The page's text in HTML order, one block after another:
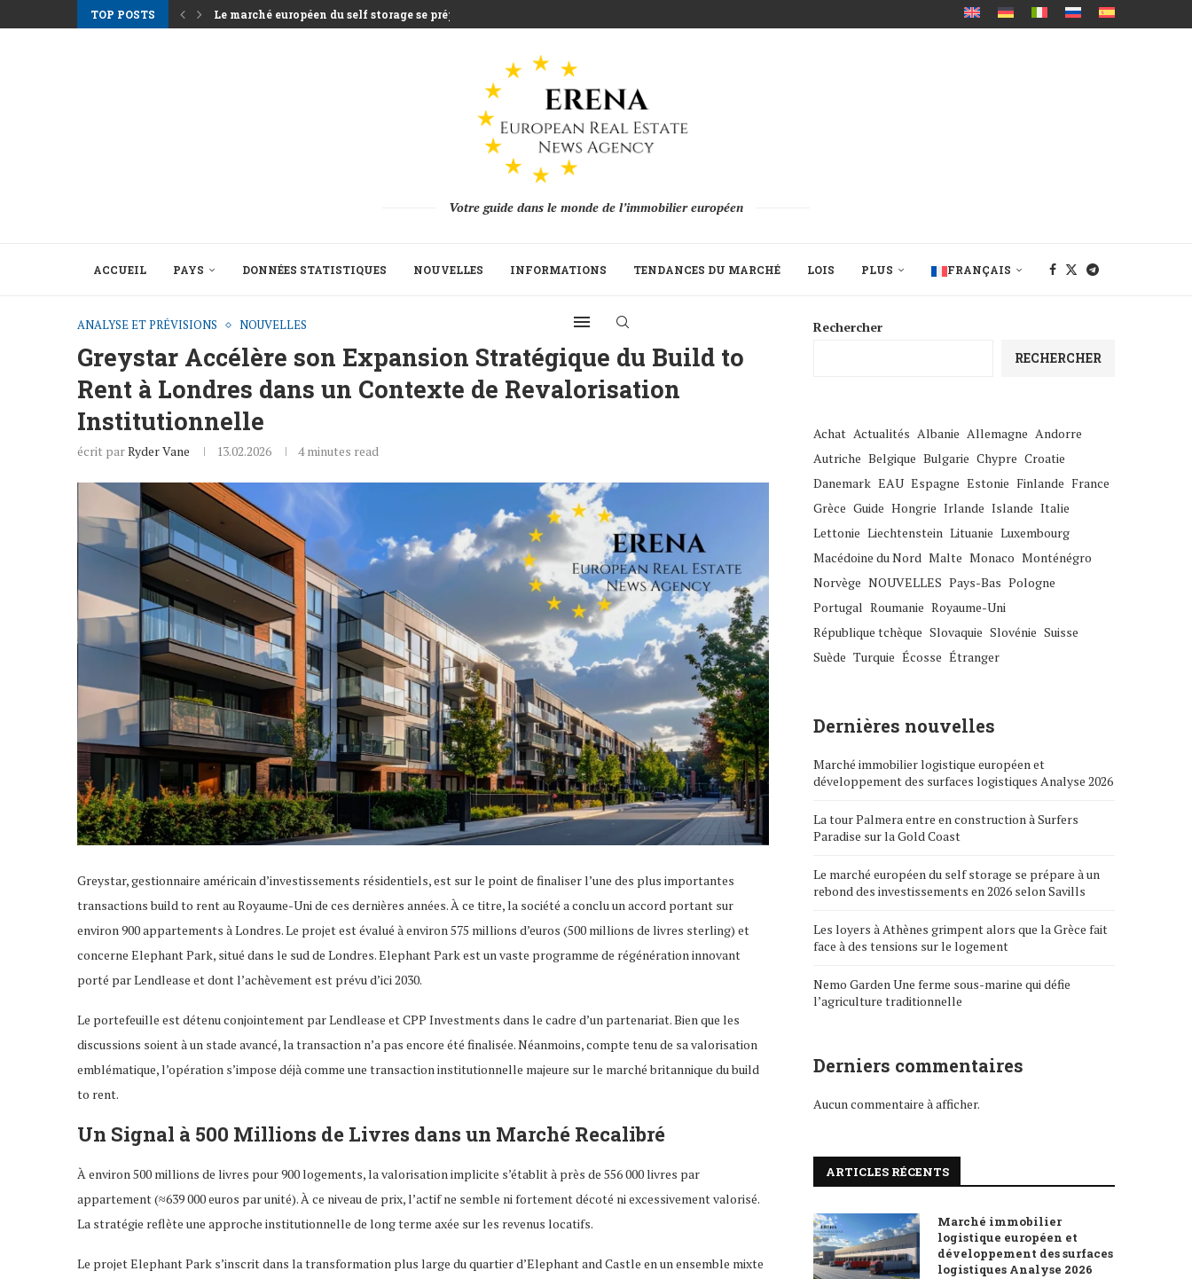
TOP POSTS
Le marché européen du self storage se prépare...
Votre guide dans le monde de l’immobilier européen
ACCUEIL PAYS DONNÉES STATISTIQUES NOUVELLES INFORMATIONS TENDANCES DU MARCHÉ LOIS PLUS FRANÇAIS
ANALYSE ET PRÉVISIONS NOUVELLES
Greystar Accélère son Expansion Stratégique du Build to
Rent à Londres dans un Contexte de Revalorisation
Institutionnelle
écrit parRyder Vane 13.02.2026 4 minutes read
Greystar, gestionnaire américain d’investissements résidentiels, est sur le point de finaliser l’une des plus importantes
transactions build to rent au Royaume-Uni de ces dernières années. À ce titre, la société a conclu un accord portant sur
environ 900 appartements à Londres. Le projet est évalué à environ 575 millions d’euros (500 millions de livres sterling) et
concerne Elephant Park, situé dans le sud de Londres. Elephant Park est un vaste programme de régénération innovant
porté par Lendlease et dont l’achèvement est prévu d’ici 2030.
Le portefeuille est détenu conjointement par Lendlease et CPP Investments dans le cadre d’un partenariat. Bien que les
discussions soient à un stade avancé, la transaction n’a pas encore été finalisée. Néanmoins, compte tenu de sa valorisation
emblématique, l’opération s’impose déjà comme une transaction institutionnelle majeure sur le marché britannique du build
to rent.
Un Signal à 500 Millions de Livres dans un Marché Recalibré
À environ 500 millions de livres pour 900 logements, la valorisation implicite s’établit à près de 556 000 livres par
appartement (≈639 000 euros par unité). À ce niveau de prix, l’actif ne semble ni fortement décoté ni excessivement valorisé.
La stratégie reflète une approche institutionnelle de long terme axée sur les revenus locatifs.
Le projet Elephant Park s’inscrit dans la transformation plus large du quartier d’Elephant and Castle en un ensemble mixte
Rechercher
RECHERCHER
Achat Actualités Albanie Allemagne Andorre
Autriche Belgique Bulgarie Chypre Croatie
Danemark EAU Espagne Estonie Finlande France
Grèce Guide Hongrie Irlande Islande Italie
Lettonie Liechtenstein Lituanie Luxembourg
Macédoine du Nord Malte Monaco Monténégro
Norvège NOUVELLES Pays-Bas Pologne
Portugal Roumanie Royaume-Uni
République tchèque Slovaquie Slovénie Suisse
Suède Turquie Écosse Étranger
Dernières nouvelles
Marché immobilier logistique européen et
développement des surfaces logistiques Analyse 2026
La tour Palmera entre en construction à Surfers
Paradise sur la Gold Coast
Le marché européen du self storage se prépare à un
rebond des investissements en 2026 selon Savills
Les loyers à Athènes grimpent alors que la Grèce fait
face à des tensions sur le logement
Nemo Garden Une ferme sous-marine qui défie
l’agriculture traditionnelle
Derniers commentaires
Aucun commentaire à afficher.
ARTICLES RÉCENTS
Marché immobilier
logistique européen et
développement des surfaces
logistiques Analyse 2026